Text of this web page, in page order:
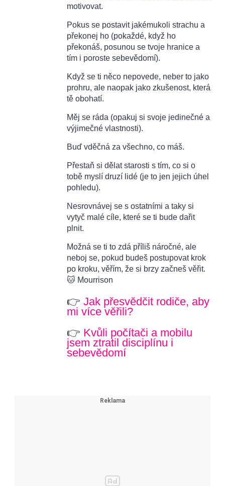
motivovat.
Pokus se postavit jakémukoli strachu a
překonej ho (pokaždé, když ho
překonáš, posunou se tvoje hranice a
tím i poroste sebevědomí).
Když se ti něco nepovede, neber to jako
prohru, ale naopak jako zkušenost, která
tě obohatí.
Měj se ráda (opakuj si svoje jedinečné a
výjimečné vlastnosti).
Buď vděčná za všechno, co máš.
Přestaň si dělat starosti s tím, co si o
tobě myslí druzí lidé (je to jen jejich úhel
pohledu).
Nesrovnávej se s ostatními a taky si
vytyč malé cíle, které se ti bude dařit
plnit.
Možná se ti to zdá příliš náročné, ale
neboj se, pokud budeš postupovat krok
po kroku, věřím, že si brzy začneš věřit.
🐱 Mourrison
👉 Jak přesvědčit rodiče, aby
mi více věřili?
👉 Kvůli počítači a mobilu
jsem ztratil disciplínu i
sebevědomí